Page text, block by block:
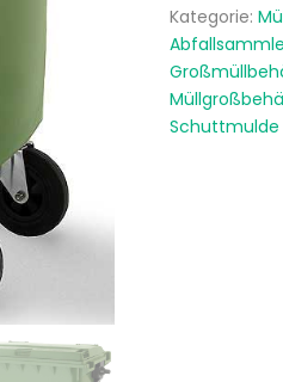
Liter
MGB
Menge
Kategorie:
Schuttmulde